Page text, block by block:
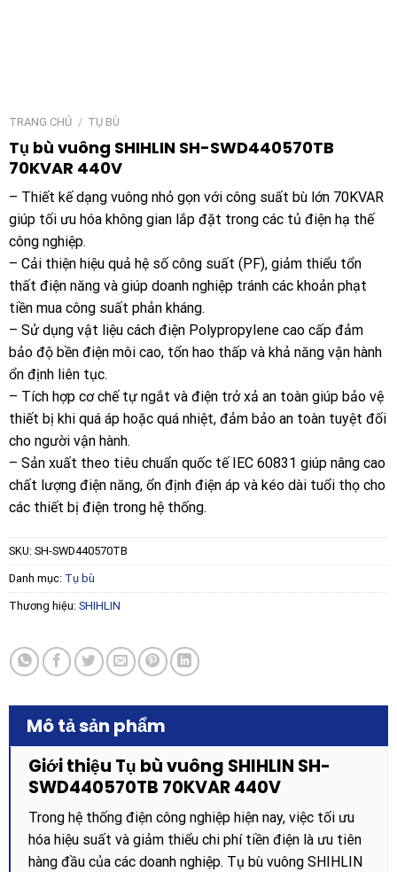
TRANG CHỦ / TỤ BÙ
Tụ bù vuông SHIHLIN SH-SWD440570TB
70KVAR 440V
– Thiết kế dạng vuông nhỏ gọn với công suất bù lớn 70KVAR
giúp tối ưu hóa không gian lắp đặt trong các tủ điện hạ thế
công nghiệp.
– Cải thiện hiệu quả hệ số công suất (PF), giảm thiểu tổn
thất điện năng và giúp doanh nghiệp tránh các khoản phạt
tiền mua công suất phản kháng.
– Sử dụng vật liệu cách điện Polypropylene cao cấp đảm
bảo độ bền điện môi cao, tổn hao thấp và khả năng vận hành
ổn định liên tục.
– Tích hợp cơ chế tự ngắt và điện trở xả an toàn giúp bảo vệ
thiết bị khi quá áp hoặc quá nhiệt, đảm bảo an toàn tuyệt đối
cho người vận hành.
– Sản xuất theo tiêu chuẩn quốc tế IEC 60831 giúp nâng cao
chất lượng điện năng, ổn định điện áp và kéo dài tuổi thọ cho
các thiết bị điện trong hệ thống.
SKU: SH-SWD440570TB
Danh mục: Tụ bù
Thương hiệu: SHIHLIN
Mô tả sản phẩm
Giới thiệu Tụ bù vuông SHIHLIN SH-
SWD440570TB 70KVAR 440V
Trong hệ thống điện công nghiệp hiện nay, việc tối ưu
hóa hiệu suất và giảm thiểu chi phí tiền điện là ưu tiên
hàng đầu của các doanh nghiệp. Tụ bù vuông SHIHLIN